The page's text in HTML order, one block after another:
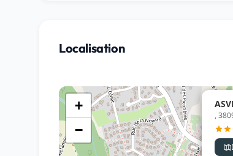
Localisation
,
+
−